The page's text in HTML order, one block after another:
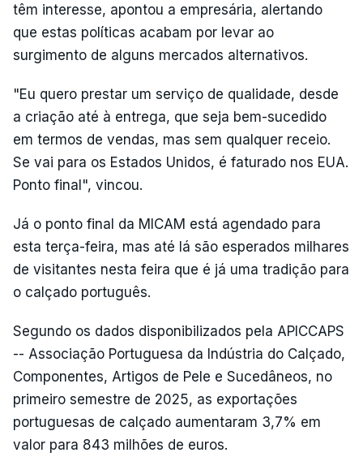
têm interesse, apontou a empresária, alertando
que estas políticas acabam por levar ao
surgimento de alguns mercados alternativos.
"Eu quero prestar um serviço de qualidade, desde
a criação até à entrega, que seja bem-sucedido
em termos de vendas, mas sem qualquer receio.
Se vai para os Estados Unidos, é faturado nos EUA.
Ponto final", vincou.
Já o ponto final da MICAM está agendado para
esta terça-feira, mas até lá são esperados milhares
de visitantes nesta feira que é já uma tradição para
o calçado português.
Segundo os dados disponibilizados pela APICCAPS
-- Associação Portuguesa da Indústria do Calçado,
Componentes, Artigos de Pele e Sucedâneos, no
primeiro semestre de 2025, as exportações
portuguesas de calçado aumentaram 3,7% em
valor para 843 milhões de euros.